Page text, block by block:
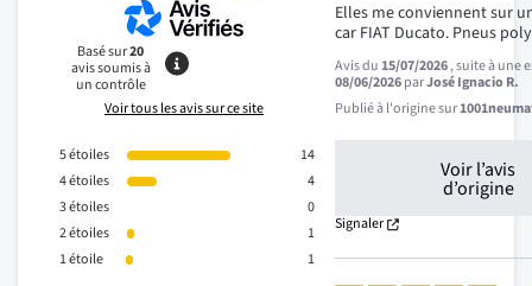
Basé sur20
avis soumis à
un contrôle
Voir tous les avis sur ce site
5étoiles
14
4étoiles
4
3étoiles
0
2étoiles
1
1étoile 1
Elles me conviennent sur
car FIAT Ducato. Pneus
Avis du15/07/2026, suite à une
08/06/2026parJosé Ignacio R.
Publié à l'origine sur
Voir l’avis
d’origine
Signaler